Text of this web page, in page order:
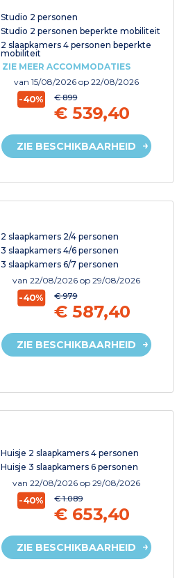
Studio 2 personen
Studio 2 personen beperkte mobiliteit
2 slaapkamers 4 personen beperkte
mobiliteit
ZIE MEER ACCOMMODATIES
van 15/08/2026 op 22/08/2026
-40% € 899
€ 539,40
ZIE BESCHIKBAARHEID
2 slaapkamers 2/4 personen
3 slaapkamers 4/6 personen
3 slaapkamers 6/7 personen
van 22/08/2026 op 29/08/2026
-40% € 979
€ 587,40
ZIE BESCHIKBAARHEID
Huisje 2 slaapkamers 4 personen
Huisje 3 slaapkamers 6 personen
van 22/08/2026 op 29/08/2026
-40% € 1.089
€ 653,40
ZIE BESCHIKBAARHEID